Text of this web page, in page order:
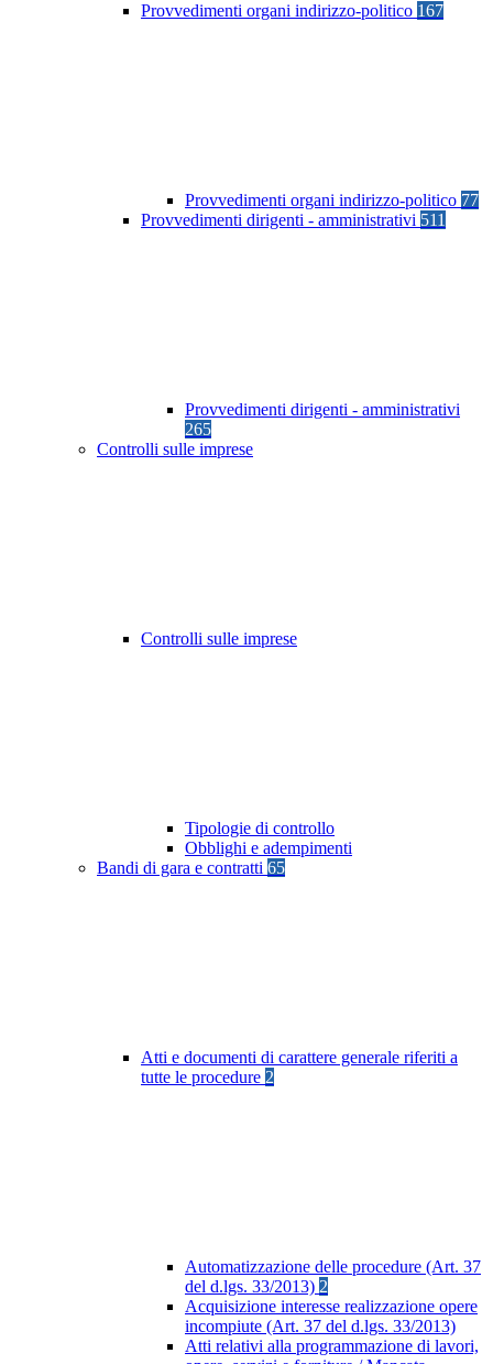
Provvedimenti organi indirizzo-politico 167
Provvedimenti organi indirizzo-politico 77
Provvedimenti dirigenti - amministrativi 511
Provvedimenti dirigenti - amministrativi
265
Controlli sulle imprese
Controlli sulle imprese
Tipologie di controllo
Obblighi e adempimenti
Bandi di gara e contratti 65
Atti e documenti di carattere generale riferiti a
tutte le procedure 2
Automatizzazione delle procedure (Art. 37
del d.lgs. 33/2013) 2
Acquisizione interesse realizzazione opere
incompiute (Art. 37 del d.lgs. 33/2013)
Atti relativi alla programmazione di lavori,